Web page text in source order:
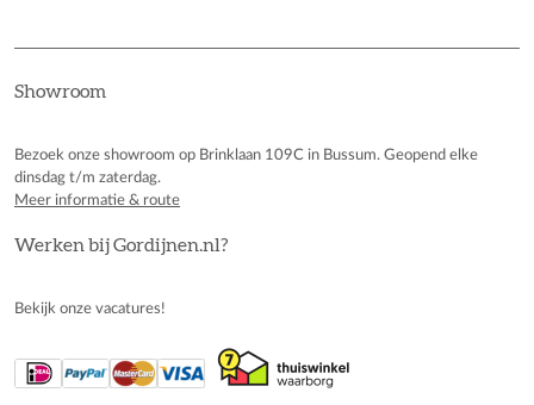
Showroom
Bezoek onze showroom op Brinklaan 109C in Bussum. Geopend elke
dinsdag t/m zaterdag.
Meer informatie & route
Werken bij Gordijnen.nl?
Bekijk onze vacatures!